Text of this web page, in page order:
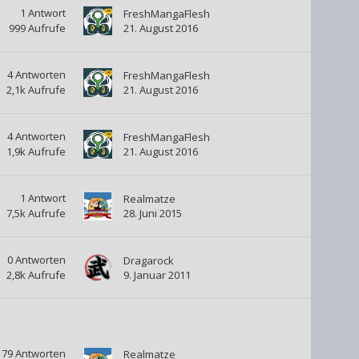
1 Antwort
999Aufrufe
FreshMangaFlesh
21. August 2016
4Antworten
2,1kAufrufe
FreshMangaFlesh
21. August 2016
4Antworten
1,9kAufrufe
FreshMangaFlesh
21. August 2016
1 Antwort
7,5kAufrufe
Realmatze
28. Juni 2015
0Antworten
2,8kAufrufe
Dragarock
9. Januar 2011
79Antworten Realmatze